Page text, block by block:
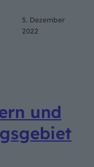
5. Dezember
2022
und